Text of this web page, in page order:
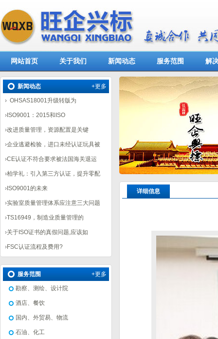
网站首页 关于我们 新闻动态 服务范围 解
+更多
新闻动态
› OHSAS18001升级转版为
› ISO9001：2015和ISO
›改进质量管理，资源配置是关键
›企业逃避检验，进口未经认证玩具被
›CE认证不符合要求被法国海关退运
›柏学礼：引入第三方认证，提升零配
› ISO9001的未来
›实验室质量管理体系应注意三大问题
›TS16949，制造业质量管理的
›关于ISO证书的真假问题,应该如
›FSC认证流程及费用?
+更多
服务范围
勘察、测绘、设计院
酒店、餐饮
国内、外贸易、物流
石油、化工
详细信息